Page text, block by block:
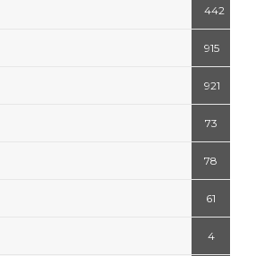
442
915
921
73
78
61
4